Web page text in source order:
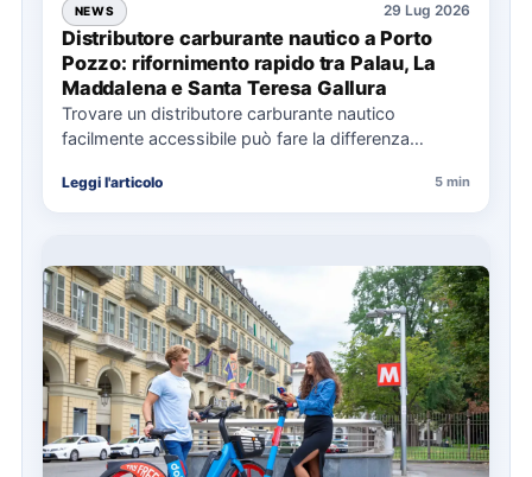
NEWS 29 Lug 2026
Distributore carburante nautico a Porto
Pozzo: rifornimento rapido tra Palau, La
Maddalena e Santa Teresa Gallura
Trovare un distributore carburante nautico
facilmente accessibile può fare la differenza
soprattutto…
Leggi l'articolo 5 min